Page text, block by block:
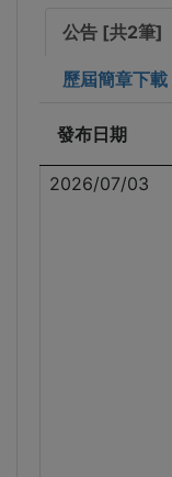
公告 [共2筆]
歷屆簡章下
發布日期
2026/07/03